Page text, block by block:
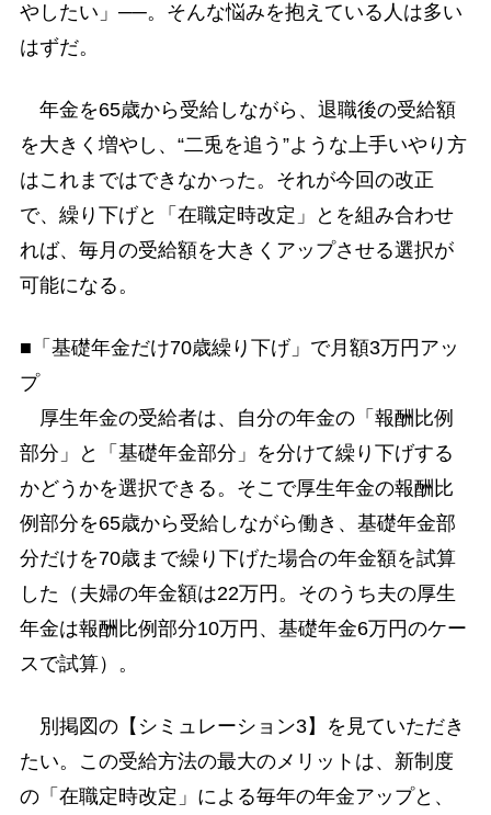
やしたい」──。そんな悩みを抱えている人は多い
はずだ。
年金を65歳から受給しながら、退職後の受給額
を大きく増やし、“二兎を追う”ような上手いやり方
はこれまではできなかった。それが今回の改正
で、繰り下げと「在職定時改定」とを組み合わせ
れば、毎月の受給額を大きくアップさせる選択が
可能になる。
■「基礎年金だけ70歳繰り下げ」で月額3万円アッ
プ
厚生年金の受給者は、自分の年金の「報酬比例
部分」と「基礎年金部分」を分けて繰り下げする
かどうかを選択できる。そこで厚生年金の報酬比
例部分を65歳から受給しながら働き、基礎年金部
分だけを70歳まで繰り下げた場合の年金額を試算
した（夫婦の年金額は22万円。そのうち夫の厚生
年金は報酬比例部分10万円、基礎年金6万円のケー
スで試算）。
別掲図の【シミュレーション3】を見ていただき
たい。この受給方法の最大のメリットは、新制度
の「在職定時改定」による毎年の年金アップと、